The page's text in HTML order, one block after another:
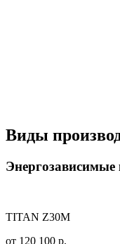
Виды
TITAN Z30M
от 120 100 р.